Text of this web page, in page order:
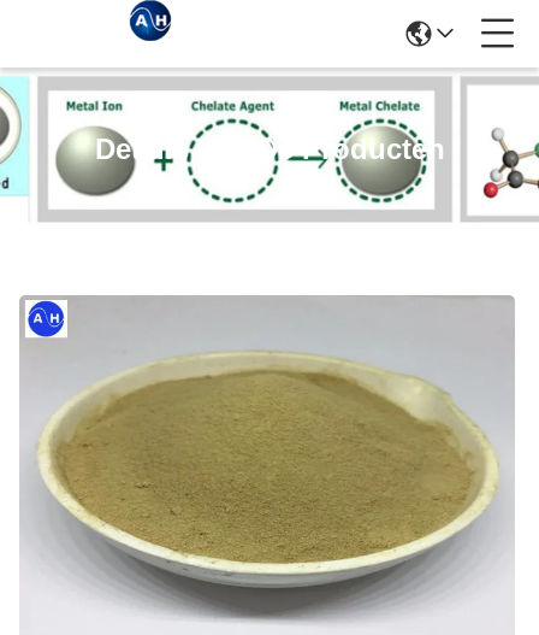
Details Van De Producten